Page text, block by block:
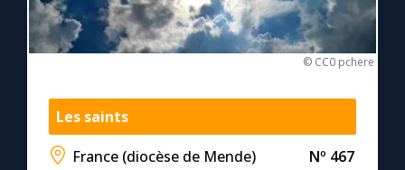
La chaîne Youtube
La vidéo de la semaine
© CC0 pchere
Les saints
France (diocèse de Mende)
Nº 467